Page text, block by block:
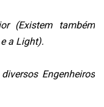
(Existem também
a Light).
Engenheiros